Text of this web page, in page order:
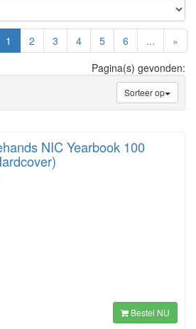
1 (current)
2 3 4 5 6 ...
»
Pagina(s) gevonden:
Sorteer op
NIC Yearbook 100
Bestel NU